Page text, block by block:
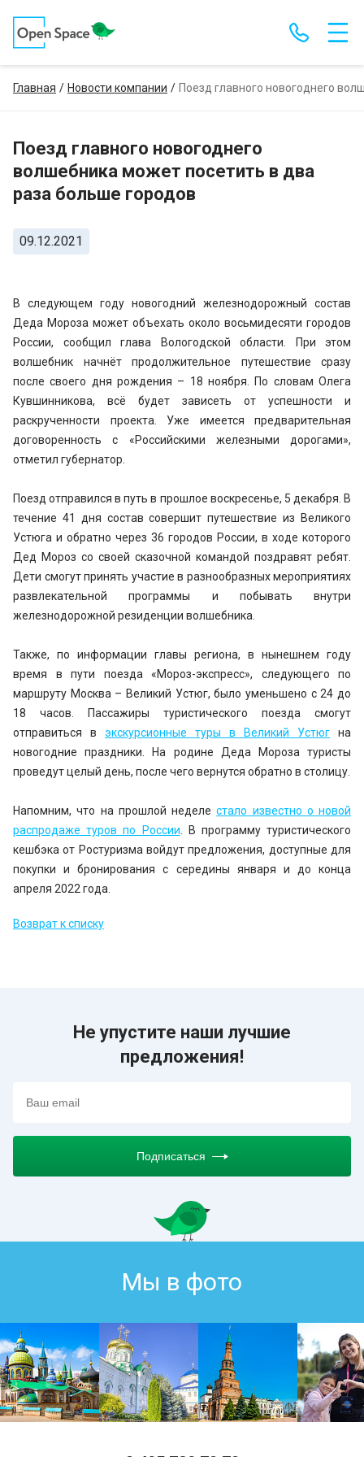
Главная Новости компании Поезд главного новогоднего
Поезд главного новогоднего
волшебника может посетить в два
раза больше городов
09.12.2021
В следующем году новогодний железнодорожный состав
Деда Мороза может объехать около восьмидесяти городов
России, сообщил глава Вологодской области. При этом
волшебник начнёт продолжительное путешествие сразу
после своего дня рождения – 18 ноября. По словам Олега
Кувшинникова, всё будет зависеть от успешности и
раскрученности проекта. Уже имеется предварительная
договоренность с «Российскими железными дорогами»,
отметил губернатор.
Поезд отправился в путь в прошлое воскресенье, 5 декабря. В
течение 41 дня состав совершит путешествие из Великого
Устюга и обратно через 36 городов России, в ходе которого
Дед Мороз со своей сказочной командой поздравят ребят.
Дети смогут принять участие в разнообразных мероприятиях
развлекательной программы и побывать внутри
железнодорожной резиденции волшебника.
Также, по информации главы региона, в нынешнем году
время в пути поезда «Мороз-экспресс», следующего по
маршруту Москва – Великий Устюг, было уменьшено с 24 до
18 часов. Пассажиры туристического поезда смогут
отправиться в экскурсионные туры в Великий Устюг на
новогодние праздники. На родине Деда Мороза туристы
проведут целый день, после чего вернутся обратно в столицу.
Напомним, что на прошлой неделестало известно о новой
распродаже туров по России . В программу туристического
кешбэка от Ростуризма войдут предложения, доступные для
покупки и бронирования с середины января и до конца
апреля 2022 года.
Возврат к списку
Не упустите наши лучшие
предложения!
Подписаться
Мы в фото